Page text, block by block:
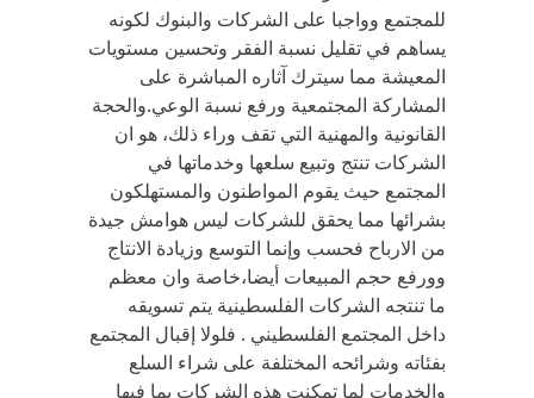
للمجتمع وواجبا على الشركات والبنوك لكونه
يساهم في تقليل نسبة الفقر وتحسين مستويات
المعيشة مما سيترك آثاره المباشرة على
المشاركة المجتمعية ورفع نسبة الوعي.والحجة
القانونية والمهنية التي تقف وراء ذلك، هو ان
الشركات تنتج وتبيع سلعها وخدماتها في
المجتمع حيث يقوم المواطنون والمستهلكون
بشرائها مما يحقق للشركات ليس هوامش جيدة
من الارباح فحسب وإنما التوسع وزيادة الانتاج
وورفع حجم المبيعات أيضا،خاصة وان معظم
ما تنتجه الشركات الفلسطينية يتم تسويقه
داخل المجتمع الفلسطيني . فلولا إقبال المجتمع
بفئاته وشرائحه المختلفة على شراء السلع
والخدمات لما تمكنت هذه الشركات بما فيها